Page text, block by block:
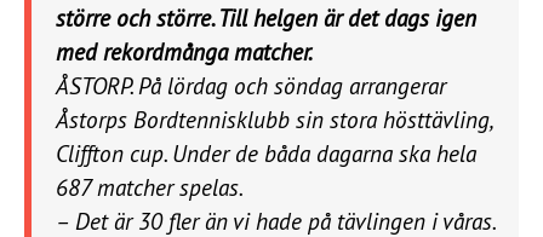
större och större. Till helgen är det dags igen
med rekordmånga matcher.
ÅSTORP. På lördag och söndag arrangerar
Åstorps Bordtennisklubb sin stora hösttävling,
Cliffton cup. Under de båda dagarna ska hela
687 matcher spelas.
– Det är 30 fler än vi hade på tävlingen i våras.